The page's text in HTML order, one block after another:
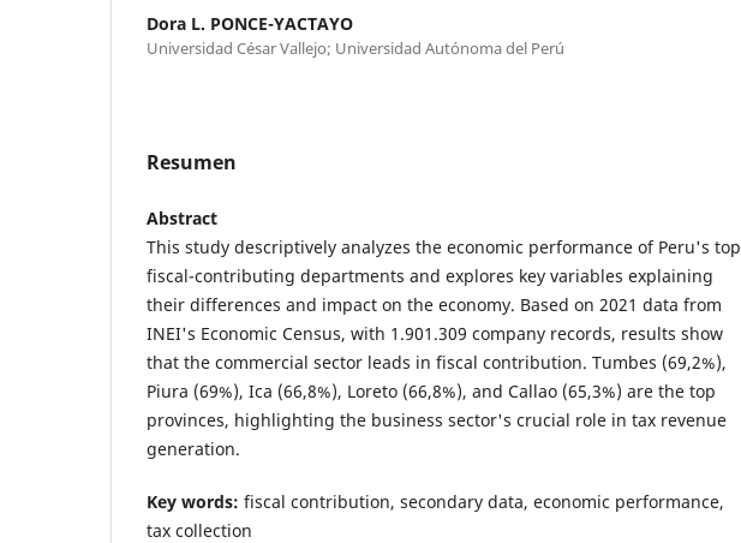
Dora L. PONCE-YACTAYO
Universidad César Vallejo; Universidad Autónoma del Perú
Resumen
Abstract
This study descriptively analyzes the economic performance of Peru's top
fiscal-contributing departments and explores key variables explaining
their differences and impact on the economy. Based on 2021 data from
INEI's Economic Census, with 1.901.309 company records, results show
that the commercial sector leads in fiscal contribution. Tumbes (69,2%),
Piura (69%), Ica (66,8%), Loreto (66,8%), and Callao (65,3%) are the top
provinces, highlighting the business sector's crucial role in tax revenue
generation.
Key words: fiscal contribution, secondary data, economic performance,
tax collection